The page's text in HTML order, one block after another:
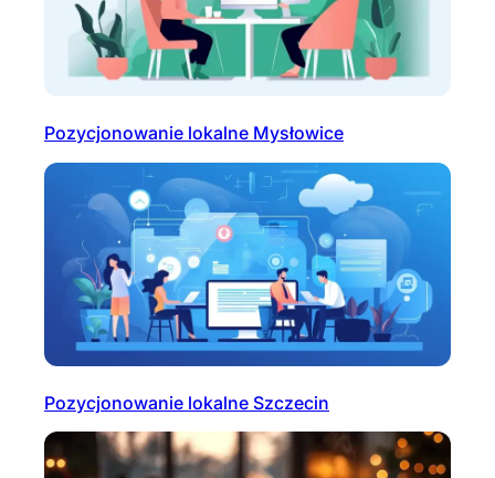
Pozycjonowanie lokalne Mysłowice
Pozycjonowanie lokalne Szczecin